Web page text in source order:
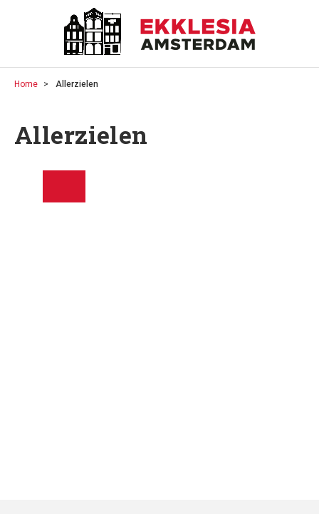
Home Allerzielen
Allerzielen